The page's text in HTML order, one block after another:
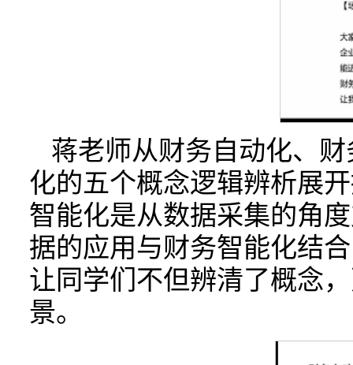
蒋老师从财务自动化、
化的五个概念逻辑辨析展
智能化是从数据采集的角
据的应用与财务智能化结
让同学们不但辨清了概念
景。